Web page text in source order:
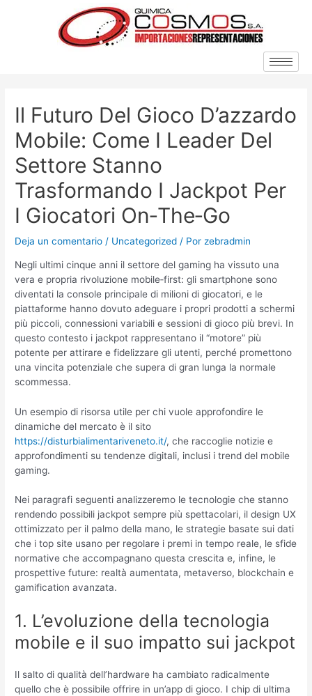
Il Futuro Del Gioco D’azzardo
Mobile: Come I Leader Del
Settore Stanno
Trasformando I Jackpot Per
I Giocatori On‑the‑go
Deja un comentario / Uncategorized / Por zebradmin
Negli ultimi cinque anni il settore del gaming ha vissuto una
vera e propria rivoluzione mobile‑first: gli smartphone sono
diventati la console principale di milioni di giocatori, e le
piattaforme hanno dovuto adeguare i propri prodotti a schermi
più piccoli, connessioni variabili e sessioni di gioco più brevi. In
questo contesto i jackpot rappresentano il “motore” più
potente per attirare e fidelizzare gli utenti, perché promettono
una vincita potenziale che supera di gran lunga la normale
scommessa.
Un esempio di risorsa utile per chi vuole approfondire le
dinamiche del mercato è il sito
https://disturbialimentariveneto.it/, che raccoglie notizie e
approfondimenti su tendenze digitali, inclusi i trend del mobile
gaming.
Nei paragrafi seguenti analizzeremo le tecnologie che stanno
rendendo possibili jackpot sempre più spettacolari, il design UX
ottimizzato per il palmo della mano, le strategie basate sui dati
che i top site usano per regolare i premi in tempo reale, le sfide
normative che accompagnano questa crescita e, infine, le
prospettive future: realtà aumentata, metaverso, blockchain e
gamification avanzata.
1. L’evoluzione della tecnologia
mobile e il suo impatto sui jackpot
Il salto di qualità dell’hardware ha cambiato radicalmente
quello che è possibile offrire in un’app di gioco. I chip di ultima